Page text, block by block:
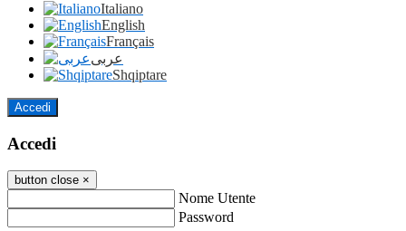
Italiano
English
Français
عربى
Shqiptare
Accedi
Accedi
button close ×
Nome Utente
Password